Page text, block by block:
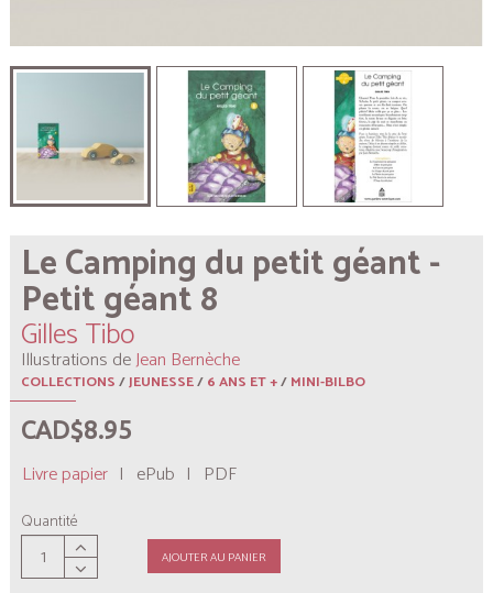
Le Camping du petit géant -
Petit géant 8
Gilles Tibo
Illustrations deJean Bernèche
COLLECTIONS/JEUNESSE/6 ANS ET +/MINI-BILBO
CAD$8.95
Livre papier | ePub | PDF
Quantité
AJOUTER AU PANIER